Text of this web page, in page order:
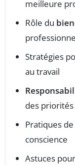
meilleure
Rôle du
Stratégies
au travail
des priorités
Pratiques de
conscience
Astuces